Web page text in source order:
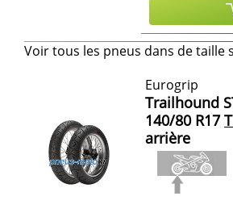
Voir tous les pneus dans de taille
Eurogrip
Trailhound
140/80 R17
arrière